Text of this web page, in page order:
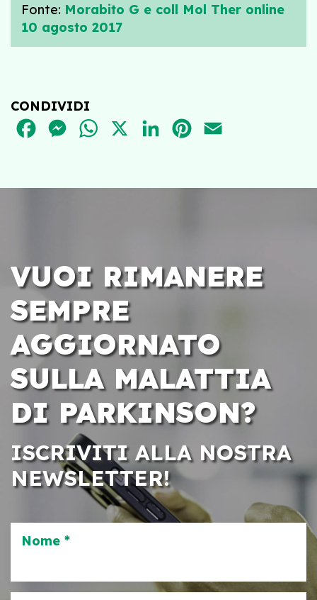
Fonte: Morabito G e coll Mol Ther online
10 agosto 2017
CONDIVIDI
FACEBOOKMESSENGER
WHATSAPPLINKEDINPINTEREST
VUOI RIMANERE
SEMPRE
AGGIORNATO
SULLA MALATTIA
DI PARKINSON?
ISCRIVITI ALLA NOSTRA
NEWSLETTER!
Nome *